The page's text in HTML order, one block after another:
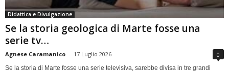
Didattica e Divulgazione
Se la storia geologica di Marte fosse una
serie tv…
Agnese Caramanico - 17 Luglio 2026 0
Se la storia di Marte fosse una serie televisiva, sarebbe divisa in tre grandi